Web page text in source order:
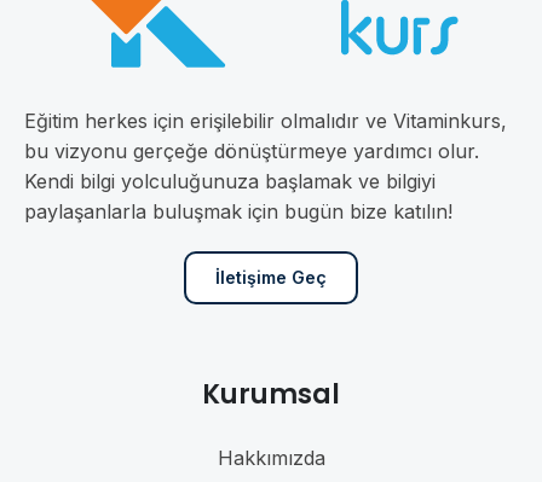
Eğitim herkes için erişilebilir olmalıdır ve Vitaminkurs,
bu vizyonu gerçeğe dönüştürmeye yardımcı olur.
Kendi bilgi yolculuğunuza başlamak ve bilgiyi
paylaşanlarla buluşmak için bugün bize katılın!
İletişime Geç
Kurumsal
Hakkımızda